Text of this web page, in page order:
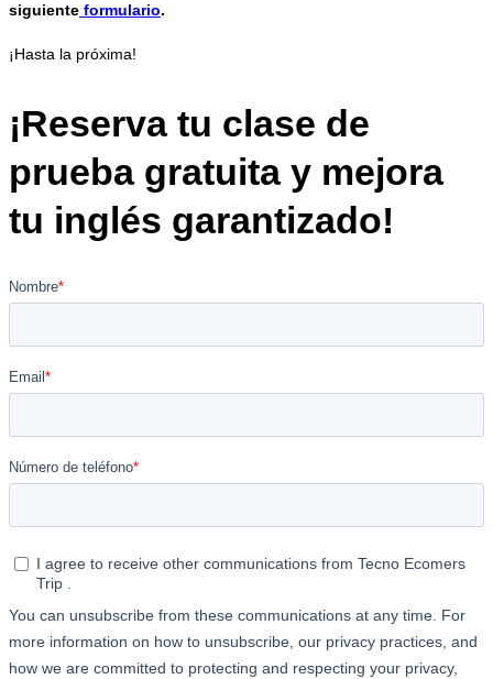
siguiente formulario.
¡Hasta la próxima!
¡Reserva tu clase de
prueba gratuita y mejora
tu inglés garantizado!